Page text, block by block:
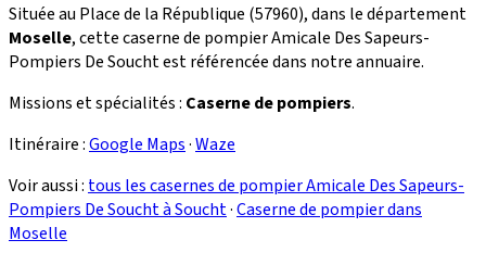
Située au Place de la République (57960), dans le département
Moselle, cette caserne de pompier Amicale Des Sapeurs-
Pompiers De Soucht est référencée dans notre annuaire.
Missions et spécialités : Caserne de pompiers.
Itinéraire :Google Maps·Waze
Voir aussi : tous les casernes de pompier Amicale Des Sapeurs-
Pompiers De Soucht à Soucht·Caserne de pompier dans
Moselle